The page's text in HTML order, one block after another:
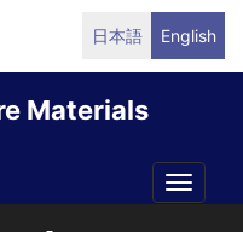
日本語 English
Materials
Toggle